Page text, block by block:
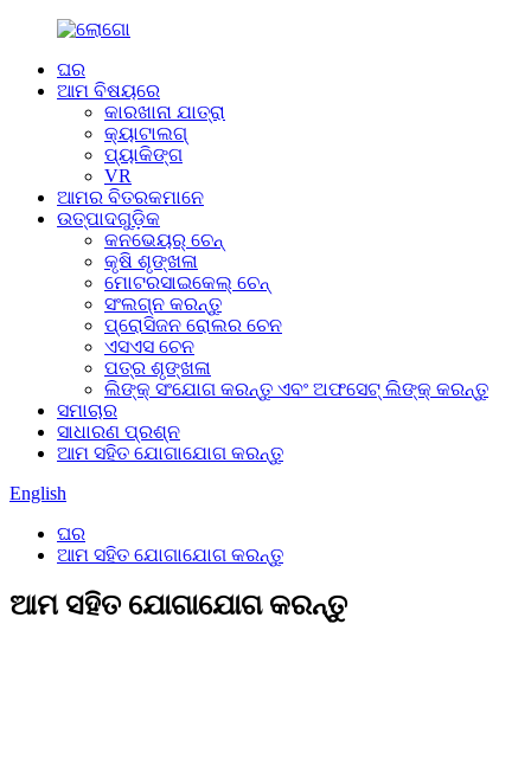
ଘର
ଆମ ବିଷୟରେ
କାରଖାନା ଯାତ୍ରା
କ୍ୟାଟାଲଗ୍
ପ୍ୟାକିଙ୍ଗ
VR
ଆମର ବିତରକମାନେ
ଉତ୍ପାଦଗୁଡ଼ିକ
କନଭେୟର୍ ଚେନ୍
କୃଷି ଶୃଙ୍ଖଳା
ମୋଟରସାଇକେଲ୍ ଚେନ୍
ସଂଲଗ୍ନ କରନ୍ତୁ
ପ୍ରୋସିଜନ ରୋଲର ଚେନ
ଏସଏସ ଚେନ
ପତ୍ର ଶୃଙ୍ଖଳା
ଲିଙ୍କ୍ ସଂଯୋଗ କରନ୍ତୁ ଏବଂ ଅଫସେଟ୍ ଲିଙ୍କ୍ କରନ୍ତୁ
ସମାଚାର
ସାଧାରଣ ପ୍ରଶ୍ନ
ଆମ ସହିତ ଯୋଗାଯୋଗ କରନ୍ତୁ
English
ଘର
ଆମ ସହିତ ଯୋଗାଯୋଗ କରନ୍ତୁ
ଆମ ସହିତ ଯୋଗାଯୋଗ କରନ୍ତୁ